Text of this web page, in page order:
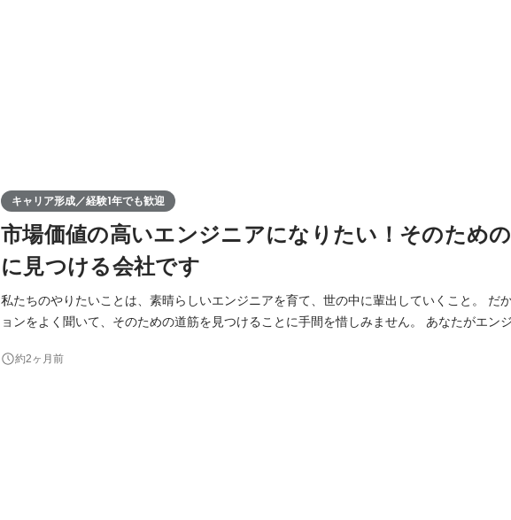
キャリア形成／経験1年でも歓迎
市場価値の高いエンジニアになりたい！そのため
に見つける会社です
私たちのやりたいことは、素晴らしいエンジニアを育て、世の中に輩出していくこと。 だから、一人一人のビジ
ョンをよく聞いて、そのための道筋を見つけることに手間を惜しみません。 あなたがエンジニアになったきっか
いますか？ ぜひ、一度お話聞かせてください！ ーーー
約2ヶ月前